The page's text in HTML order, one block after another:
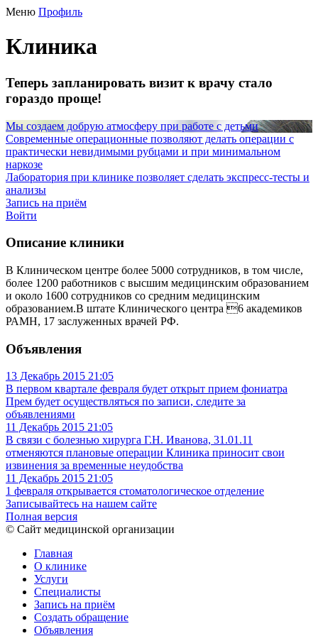
Меню Профиль
Клиника
Теперь запланировать визит к врачу стало
гораздо проще!
Мы создаем добрую атмосферу при работе с детьми
Современные операционные позволяют делать операции с
практически невидимыми рубцами и при минимальном
наркозе
Лаборатория при клинике позволяет сделать экспресс-тесты и
анализы
Запись на приём
Войти
Описание клиники
В Клиническом центре более 5000 сотрудников, в том числе,
более 1200 работников с высшим медицинским образованием
и около 1600 сотрудников со средним медицинским
образованием.В штате Клинического центра 6 академиков
РАМН, 17 заслуженных врачей РФ.
Объявления
13 Декабрь 2015 21:05
В первом квартале февраля будет открыт прием фониатра
Прем будет осуществляться по записи, следите за
объявлениями
11 Декабрь 2015 21:05
В связи с болезнью хирурга Г.Н. Иванова, 31.01.11
отменяются плановые операции Клиника приносит свои
извинения за временные неудобства
11 Декабрь 2015 21:05
1 февраля открывается стоматологическое отделение
Записывайтесь на нашем сайте
Полная версия
© Сайт медицинской организации
Главная
О клинике
Услуги
Специалисты
Запись на приём
Создать обращение
Объявления